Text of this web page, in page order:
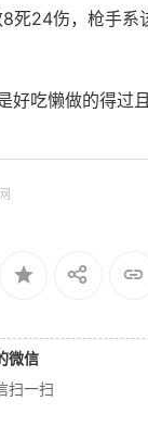
死24伤，枪手
好吃懒做的得过且
微信
扫一扫